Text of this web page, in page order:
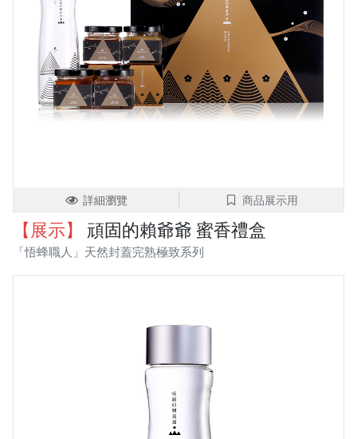
詳細瀏覽 商品展示用
【展示】 頑固的賴爺爺 蜜香禮盒
「悟蜂職人」天然封蓋完熟極致系列